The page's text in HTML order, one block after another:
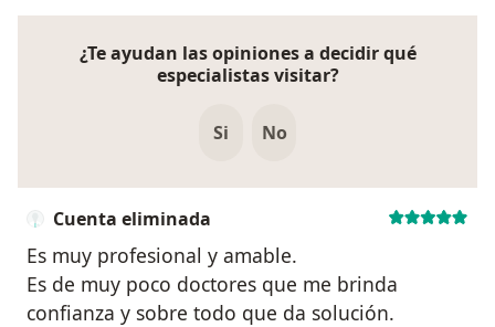
¿Te ayudan las opiniones a decidir qué
especialistas visitar?
Si No
Cuenta eliminada
Es muy profesional y amable.
Es de muy poco doctores que me brinda
confianza y sobre todo que da solución.